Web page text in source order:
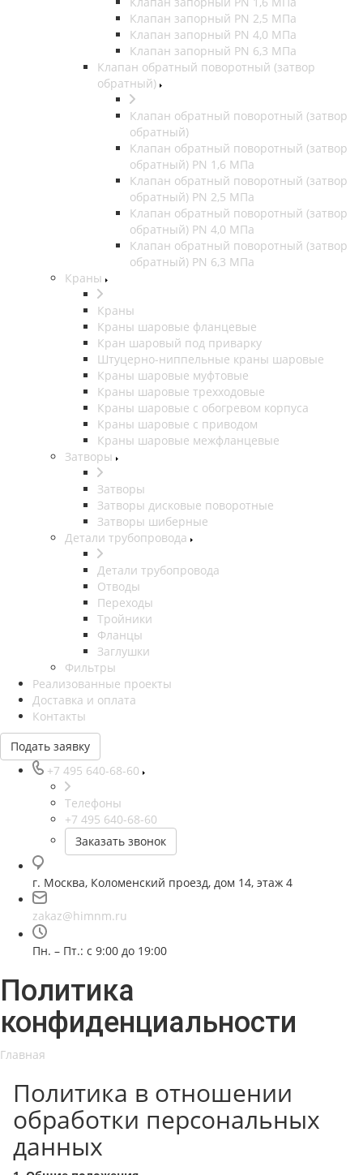
Клапан запорный PN 2,5 МПа
Клапан запорный PN 4,0 МПа
Клапан запорный PN 6,3 МПа
Клапан обратный поворотный (затвор
обратный)
Клапан обратный поворотный (затвор
обратный)
Клапан обратный поворотный (затвор
обратный) PN 1,6 МПа
Клапан обратный поворотный (затвор
обратный) PN 2,5 МПа
Клапан обратный поворотный (затвор
обратный) PN 4,0 МПа
Клапан обратный поворотный (затвор
обратный) PN 6,3 МПа
Краны
Краны
Краны шаровые фланцевые
Кран шаровый под приварку
Штуцерно-ниппельные краны шаровые
Краны шаровые муфтовые
Краны шаровые трехходовые
Краны шаровые с обогревом корпуса
Краны шаровые с приводом
Краны шаровые межфланцевые
Затворы
Затворы
Затворы дисковые поворотные
Затворы шиберные
Детали трубопровода
Детали трубопровода
Отводы
Переходы
Тройники
Фланцы
Заглушки
Фильтры
Реализованные проекты
Доставка и оплата
Контакты
Подать заявку
+7 495 640-68-60
Телефоны
+7 495 640-68-60
Заказать звонок
г. Москва, Коломенский проезд, дом 14, этаж 4
zakaz@himnm.ru
Пн. – Пт.: с 9:00 до 19:00
Политика
конфиденциальности
Главная
Политика в отношении
обработки персональных
данных